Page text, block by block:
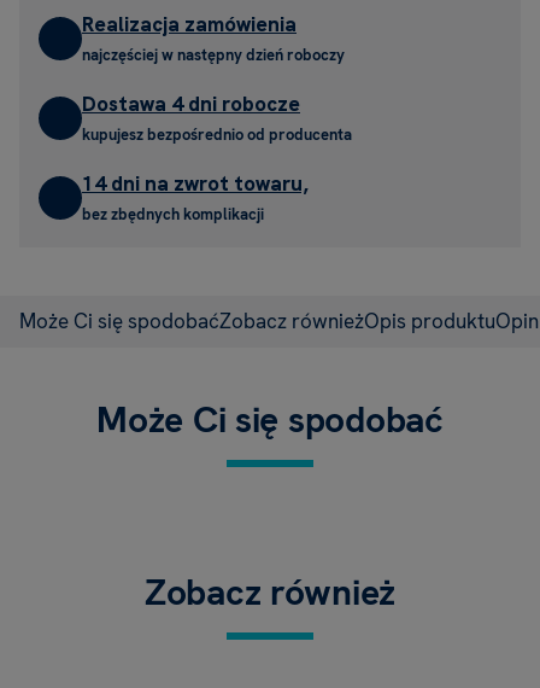
Realizacja zamówienia
najczęściej w następny dzień roboczy
Dostawa 4 dni robocze
kupujesz bezpośrednio od producenta
14 dni na zwrot towaru,
bez zbędnych komplikacji
Może Ci się spodobaćZobacz równieżOpis produktu
Może Ci się spodobać
Zobacz również